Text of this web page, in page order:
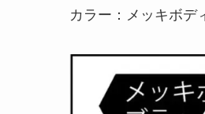
カラー：メッキボデ